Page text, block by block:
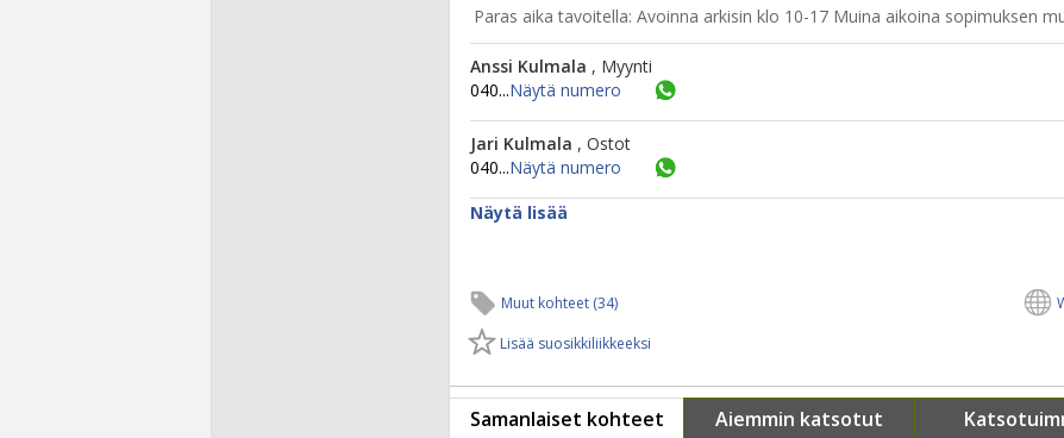
Paras aika tavoitella: Avoinna arkisin klo 10-17 Muina aikoina sopimuksen
Anssi Kulmala , Myynti
040...Näytä numero
Jari Kulmala , Ostot
040...Näytä numero
Näytä lisää
Muut kohteet (34)
Lisää suosikkiliikkeeksi
Samanlaiset kohteet Aiemmin katsotut